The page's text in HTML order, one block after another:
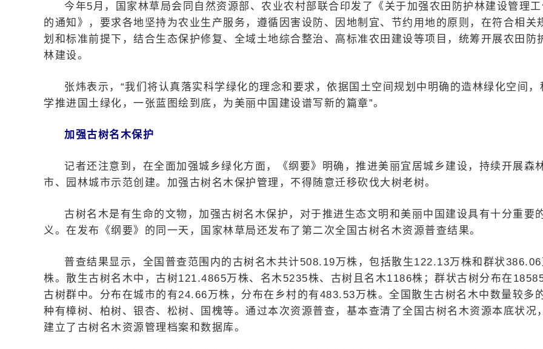
今年5月，国家林草局会同自然资源部、农业农村部联合印发了《关于加强农田防护林建设管理工
的通知》，要求各地坚持为农业生产服务，遵循因害设防、因地制宜、节约用地的原则，在符合相关
划和标准前提下，结合生态保护修复、全域土地综合整治、高标准农田建设等项目，统筹开展农田防
林建设。
张炜表示，“我们将认真落实科学绿化的理念和要求，依据国土空间规划中明确的造林绿化空间，
学推进国土绿化，一张蓝图绘到底，为美丽中国建设谱写新的篇章”。
加强古树名木保护
记者还注意到，在全面加强城乡绿化方面，《纲要》明确，推进美丽宜居城乡建设，持续开展森
市、园林城市示范创建。加强古树名木保护管理，不得随意迁移砍伐大树老树。
古树名木是有生命的文物，加强古树名木保护，对于推进生态文明和美丽中国建设具有十分重要
义。在发布《纲要》的同一天，国家林草局还发布了第二次全国古树名木资源普查结果。
普查结果显示，全国普查范围内的古树名木共计508.19万株，包括散生122.13万株和群状386.06
株。散生古树名木中，古树121.4865万株、名木5235株、古树且名木1186株；群状古树分布在
古树群中。分布在城市的有24.66万株，分布在乡村的有483.53万株。全国散生古树名木中数量较多
种有樟树、柏树、银杏、松树、国槐等。通过本次资源普查，基本查清了全国古树名木资源本底状况，
建立了古树名木资源管理档案和数据库。